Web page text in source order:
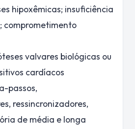
hipoxêmicas; insuficiência
comprometimento
valvares biológicas ou
cardíacos
passos,
ressincronizadores,
de média e longa